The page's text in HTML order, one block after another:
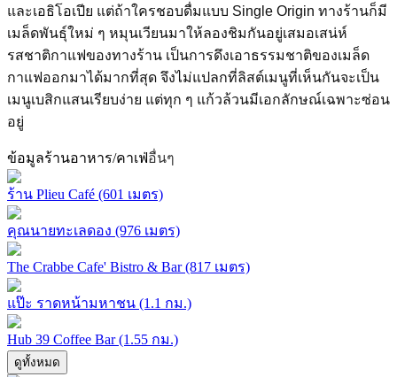
และเอธิโอเปีย แต่ถ้าใครชอบดื่มแบบ Single Origin ทางร้านก็มี
เมล็ดพันธุ์ใหม่ ๆ หมุนเวียนมาให้ลองชิมกันอยู่เสมอเสน่ห์
รสชาติกาแฟของทางร้าน เป็นการดึงเอาธรรมชาติของเมล็ด
กาแฟออกมาได้มากที่สุด จึงไม่แปลกที่ลิสต์เมนูที่เห็นกันจะเป็น
เมนูเบสิกแสนเรียบง่าย แต่ทุก ๆ แก้วล้วนมีเอกลักษณ์เฉพาะซ่อน
อยู่
ข้อมูลร้านอาหาร/คาเฟ่อื่นๆ
ร้าน Plieu Café (601 เมตร)
คุณนายทะเลดอง (976 เมตร)
The Crabbe Cafe' Bistro & Bar (817 เมตร)
แป๊ะ ราดหน้ามหาชน (1.1 กม.)
Hub 39 Coffee Bar (1.55 กม.)
ดูทั้งหมด